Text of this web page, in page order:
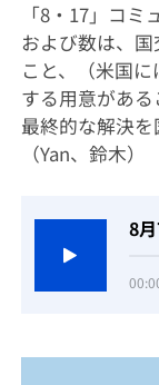
「8・17」コ
および数は、
こと、（米国
する用意があ
最終的な解決を
（Yan、鈴木）
8